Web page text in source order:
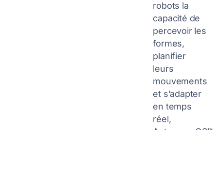
robots la
capacité de
percevoir les
formes,
planifier
leurs
mouvements
et s’adapter
en temps
réel,
AutonomyOS™